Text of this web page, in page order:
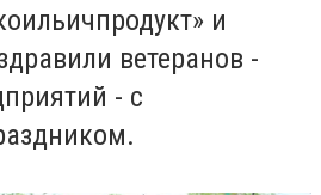
и
ветеранов -
- с